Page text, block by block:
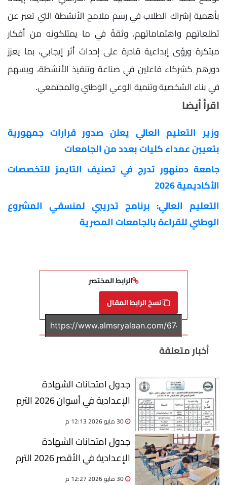
بأهمية إشراك الطلاب في رسم ملامح الأنشطة التي تعبر عن
تطلعاتهم واهتماماتهم، وثقةً في ما يمتلكونه من أفكار
مبتكرة ورؤى إبداعية قادرة على إحداث أثر إيجابي، بما يعزز
دورهم كشركاء فاعلين في صناعة وتنفيذ الأنشطة، ويسهم
في بناء الشخصية وتنمية الوعي الوطني والمجتمعي.
اقرأ أيضا
وزير التعليم العالي يعلن صدور قرارات جمهورية
بتعيين عمداء كليات بعدد من الجامعات
جامعة دمنهور تدرج في تصنيف التايمز للتخصصات
الأكاديمية 2026
التعليم العالي: برنامج تدريبي لمنسقي المشروع
الوطني للقراءة بالجامعات المصرية
الرابط المختصر
نسخ الرابط المقال
أخبار متعلقة
جدول امتحانات الشهادة
الإعدادية في أسوان 2026 الترم
الثاني
30 مايو 2026 12:13 م
جدول امتحانات الشهادة
الإعدادية في الأقصر 2026 الترم
الثاني
30 مايو 2026 12:27 م